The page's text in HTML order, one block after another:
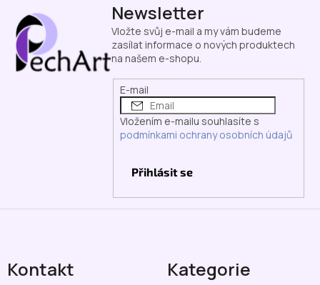
Newsletter
Vložte svůj e-mail a my vám budeme
zasílat informace o nových produktech
na našem e-shopu.
E-mail
Vložením e-mailu souhlasíte s
podmínkami ochrany osobních údajů
Přihlásit se
Kontakt Kategorie